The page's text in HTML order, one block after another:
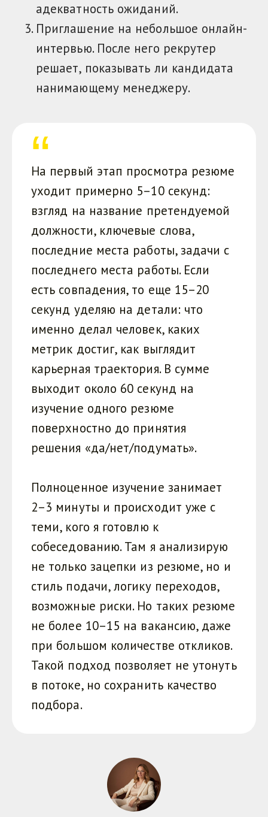
адекватность ожиданий.
Приглашение на небольшое онлайн-
интервью. После него рекрутер
решает, показывать ли кандидата
нанимающему менеджеру.
На первый этап просмотра резюме
уходит примерно 5–10 секунд:
взгляд на название претендуемой
должности, ключевые слова,
последние места работы, задачи с
последнего места работы. Если
есть совпадения, то еще 15–20
секунд уделяю на детали: что
именно делал человек, каких
метрик достиг, как выглядит
карьерная траектория. В сумме
выходит около 60 секунд на
изучение одного резюме
поверхностно до принятия
решения «да/нет/подумать».
Полноценное изучение занимает
2–3 минуты и происходит уже с
теми, кого я готовлю к
собеседованию. Там я анализирую
не только зацепки из резюме, но и
стиль подачи, логику переходов,
возможные риски. Но таких резюме
не более 10–15 на вакансию, даже
при большом количестве откликов.
Такой подход позволяет не утонуть
в потоке, но сохранить качество
подбора.